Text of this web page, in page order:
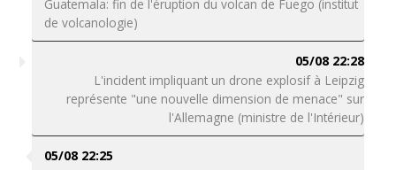
Guatemala: fin de l'éruption du volcan de Fuego (institut
de volcanologie)
05/08 22:28
L'incident impliquant un drone explosif à Leipzig
représente "une nouvelle dimension de menace" sur
l'Allemagne (ministre de l'Intérieur)
05/08 22:25